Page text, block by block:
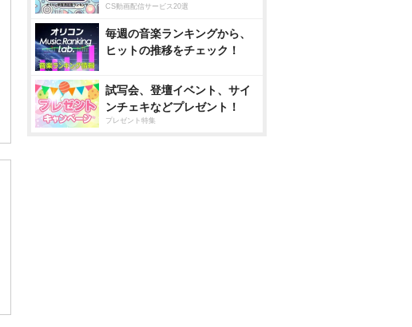
CS動画配信サービス20選
毎週の音楽ランキングから、
ヒットの推移をチェック！
試写会、登壇イベント、サイ
ンチェキなどプレゼント！
プレゼント特集